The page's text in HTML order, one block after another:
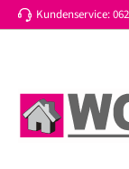
Hauptinhalt springen
Zur Suche springen
ZurKundenservice: